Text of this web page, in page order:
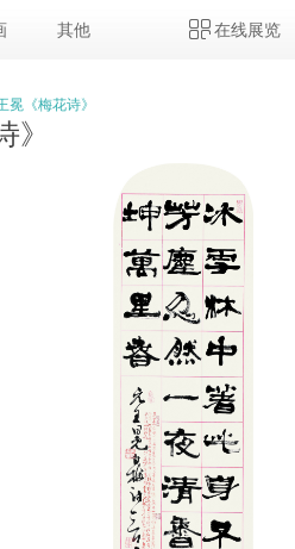
其他 在线展览
冕《梅花诗》
》